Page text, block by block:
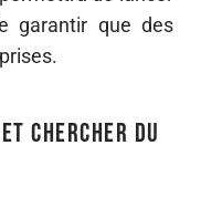
garantir que des
chercher du